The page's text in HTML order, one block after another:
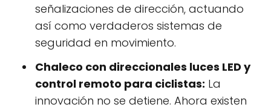
señalizaciones de dirección, actuando
así como verdaderos sistemas de
seguridad en movimiento.
Chaleco con direccionales luces LED y
control remoto para ciclistas: La
innovación no se detiene. Ahora existen